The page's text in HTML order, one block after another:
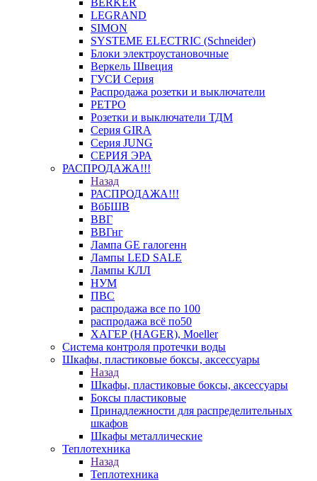
BERKER
LEGRAND
SIMON
SYSTEME ELECTRIC (Schneider)
Блоки электроустановочные
Веркель Швеция
ГУСИ Серия
Распродажа розетки и выключатели
РЕТРО
Розетки и выключатели ТДМ
Серия GIRA
Серия JUNG
СЕРИЯ ЭРА
РАСПРОДАЖА!!!
Назад
РАСПРОДАЖА!!!
ВбБШВ
ВВГ
ВВГнг
Лампа GE галогенн
Лампы LED SALE
Лампы КЛЛ
НУМ
ПВС
распродажа все по 100
распродажа всё по50
ХАГЕР (HAGER), Moeller
Система контроля протечки воды
Шкафы, пластиковые боксы, аксессуары
Назад
Шкафы, пластиковые боксы, аксессуары
Боксы пластиковые
Принадлежности для распределительных
шкафов
Шкафы металлические
Теплотехника
Назад
Теплотехника